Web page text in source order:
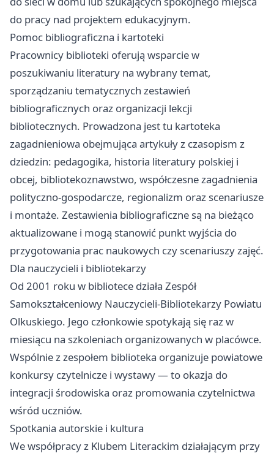
do pracy nad projektem edukacyjnym.
Pomoc bibliograficzna i kartoteki
Pracownicy biblioteki oferują wsparcie w
poszukiwaniu literatury na wybrany temat,
sporządzaniu tematycznych zestawień
bibliograficznych oraz organizacji lekcji
bibliotecznych. Prowadzona jest tu kartoteka
zagadnieniowa obejmująca artykuły z czasopism z
dziedzin: pedagogika, historia literatury polskiej i
obcej, bibliotekoznawstwo, współczesne zagadnienia
polityczno-gospodarcze, regionalizm oraz scenariusze
i montaże. Zestawienia bibliograficzne są na bieżąco
aktualizowane i mogą stanowić punkt wyjścia do
przygotowania prac naukowych czy scenariuszy zajęć.
Dla nauczycieli i bibliotekarzy
Od 2001 roku w bibliotece działa Zespół
Samokształceniowy Nauczycieli-Bibliotekarzy Powiatu
Olkuskiego. Jego członkowie spotykają się raz w
miesiącu na szkoleniach organizowanych w placówce.
Wspólnie z zespołem biblioteka organizuje powiatowe
konkursy czytelnicze i wystawy — to okazja do
integracji środowiska oraz promowania czytelnictwa
wśród uczniów.
Spotkania autorskie i kultura
We współpracy z Klubem Literackim działającym przy